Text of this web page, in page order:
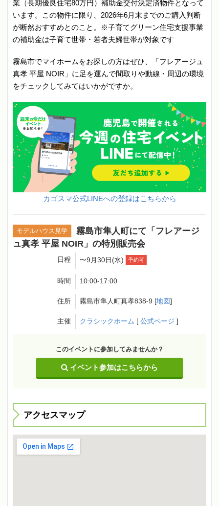
業（長期優良住宅80万円）補助金交付決定済物件となって
います。この物件に限り、2026年6月末までのご購入判断
が断然おすすめとのこと。※子育てグリーン住宅支援事業
の補助金は子育て世帯・若者夫婦世帯が対象です
霧島市でマイホームをお探しの方はぜひ、「フレアージュ
真孝 平屋 NOIR」に足を運んで間取りや動線・周辺の環境
をチェックしてみてはいかがですか。
カゴスマ公式LINEへの登録はこちらから
霧島市隼人町にて「フレアージ
ュ真孝 平屋 NOIR」の特別販売会
日程 〜9月30日(水) 予約可
時間 10:00-17:00
住所 霧島市隼人町真孝838-9 [地図 ]
主催 クラシックホーム [ 公式ページ ]
モデルハウス見学
このイベントに参加してみませんか？
イベント参加はこちらから
アクセスマップ